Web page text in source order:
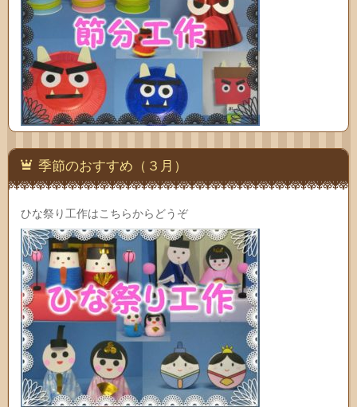
季節のおすすめ（３月）
ひな祭り工作はこちらからどうぞ